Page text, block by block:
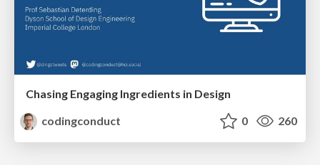
Chasing Engaging Ingredients in Design
codingconduct
0 260